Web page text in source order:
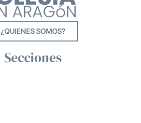
¿QUIENES SOMOS?
Secciones